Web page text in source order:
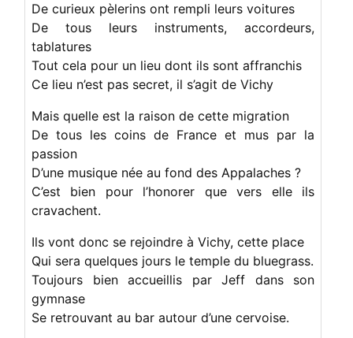
De curieux pèlerins ont rempli leurs voitures
De tous leurs instruments, accordeurs,
tablatures
Tout cela pour un lieu dont ils sont affranchis
Ce lieu n’est pas secret, il s’agit de Vichy
Mais quelle est la raison de cette migration
De tous les coins de France et mus par la
passion
D’une musique née au fond des Appalaches ?
C’est bien pour l’honorer que vers elle ils
cravachent.
Ils vont donc se rejoindre à Vichy, cette place
Qui sera quelques jours le temple du bluegrass.
Toujours bien accueillis par Jeff dans son
gymnase
Se retrouvant au bar autour d’une cervoise.